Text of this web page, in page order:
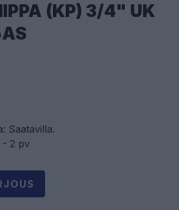
(KP) 3/4" UK
Saatavilla.
- 2 pv